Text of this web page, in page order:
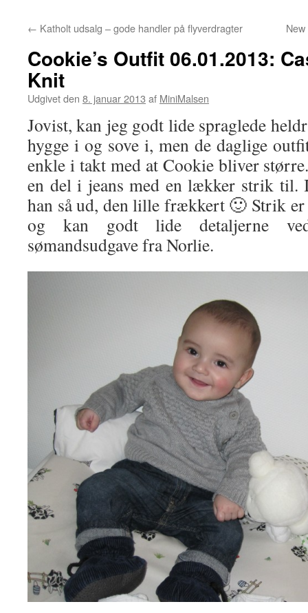
← Katholt udsalg – gode handler på flyverdragter
Cookie’s Outfit 06.01.2013:
Knit
Udgivet den 8. januar 2013 af MiniMalsen
Jovist, kan jeg godt lide spraglede
hygge i og sove i, men de daglige
enkle i takt med at Cookie bliver
en del i jeans med en lækker strik til.
han så ud, den lille frækkert 🙂 Strik
og kan godt lide detaljerne
sømandsudgave fra Norlie.